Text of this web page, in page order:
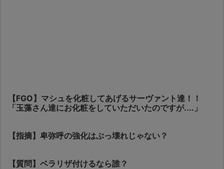
【FGO】マシュを化粧してあげるサーヴァント達！！
「玉藻さん達にお化粧をしていただいたのですが....」
【指摘】卑弥呼の強化はぶっ壊れじゃない？
【質問】ベラリザ付けるなら誰？